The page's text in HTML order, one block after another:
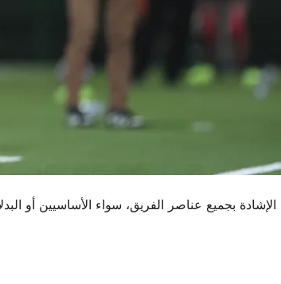
بجميع عناصر الفريق، سواء الأساسيين أو